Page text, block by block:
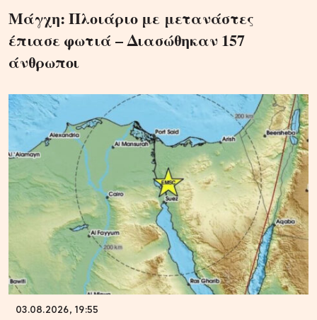
Μάγχη: Πλοιάριο με μετανάστες
έπιασε φωτιά – Διασώθηκαν 157
άνθρωποι
03.08.2026, 19:55